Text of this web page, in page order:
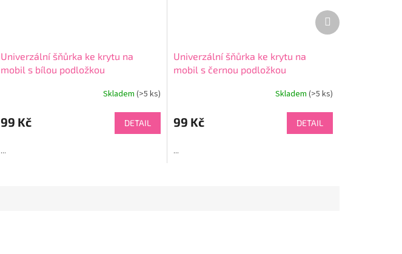
Univerzální šňůrka ke krytu na
mobil s bílou podložkou
Skladem (>5 ks)
99 Kč DETAIL
...
Univerzální šňůrka ke krytu na
mobil s černou podložkou
Skladem (>5 ks)
99 Kč DETAIL
...
Další
produkt